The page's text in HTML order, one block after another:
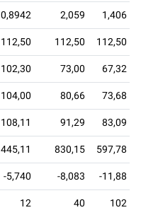
0,8942 2,059 1,406
112,50 112,50 112,50
102,30 73,00 67,32
104,00 80,66 73,68
108,11 91,29 83,09
445,11 830,15 597,78
-5,740 -8,083 -11,88
12 40 102